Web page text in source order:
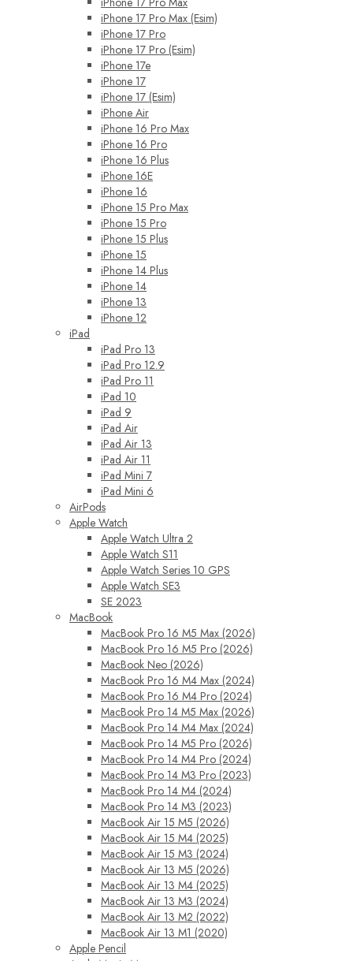
iPhone 17 Pro Max (Esim)
iPhone 17 Pro
iPhone 17 Pro (Esim)
iPhone 17e
iPhone 17
iPhone 17 (Esim)
iPhone Air
iPhone 16 Pro Max
iPhone 16 Pro
iPhone 16 Plus
iPhone 16E
iPhone 16
iPhone 15 Pro Max
iPhone 15 Pro
iPhone 15 Plus
iPhone 15
iPhone 14 Plus
iPhone 14
iPhone 13
iPhone 12
iPad
iPad Pro 13
iPad Pro 12.9
iPad Pro 11
iPad 10
iPad 9
iPad Air
iPad Air 13
iPad Air 11
iPad Mini 7
iPad Mini 6
AirPods
Apple Watch
Apple Watch Ultra 2
Apple Watch S11
Apple Watch Series 10 GPS
Apple Watch SE3
SE 2023
MacBook
MacBook Pro 16 M5 Max (2026)
MacBook Pro 16 M5 Pro (2026)
MacBook Neo (2026)
MacBook Pro 16 M4 Max (2024)
MacBook Pro 16 M4 Pro (2024)
MacBook Pro 14 M5 Max (2026)
MacBook Pro 14 M4 Max (2024)
MacBook Pro 14 M5 Pro (2026)
MacBook Pro 14 M4 Pro (2024)
MacBook Pro 14 M3 Pro (2023)
MacBook Pro 14 M4 (2024)
MacBook Pro 14 M3 (2023)
MacBook Air 15 M5 (2026)
MacBook Air 15 M4 (2025)
MacBook Air 15 M3 (2024)
MacBook Air 13 M5 (2026)
MacBook Air 13 M4 (2025)
MacBook Air 13 M3 (2024)
MacBook Air 13 M2 (2022)
MacBook Air 13 M1 (2020)
Apple Pencil